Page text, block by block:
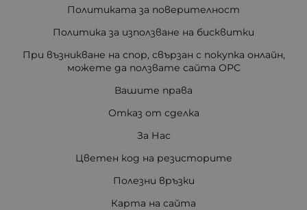
Политиката за поверителност
Политика за използване на бисквитки
При възникване на спор, свързан с покупка онлайн,
можете да ползвате сайта ОРС
Вашите права
Отказ от сделка
За Нас
Цветен код на резисторите
Полезни връзки
Карта на сайта